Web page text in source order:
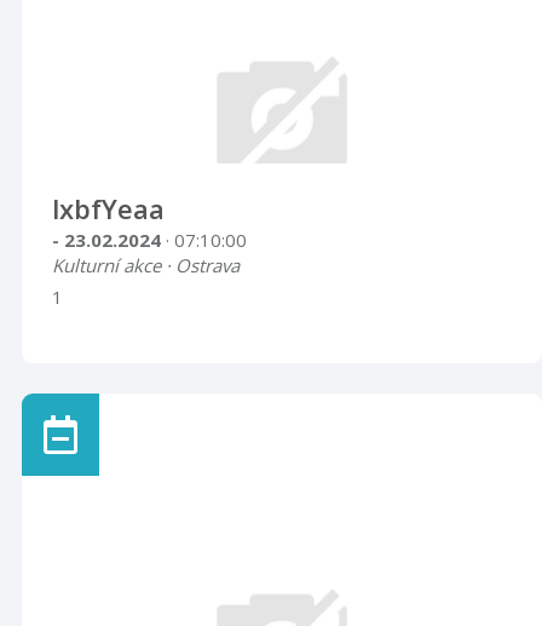
lxbfYeaa
- 23.02.2024 · 07:10:00
Kulturní akce · Ostrava
1